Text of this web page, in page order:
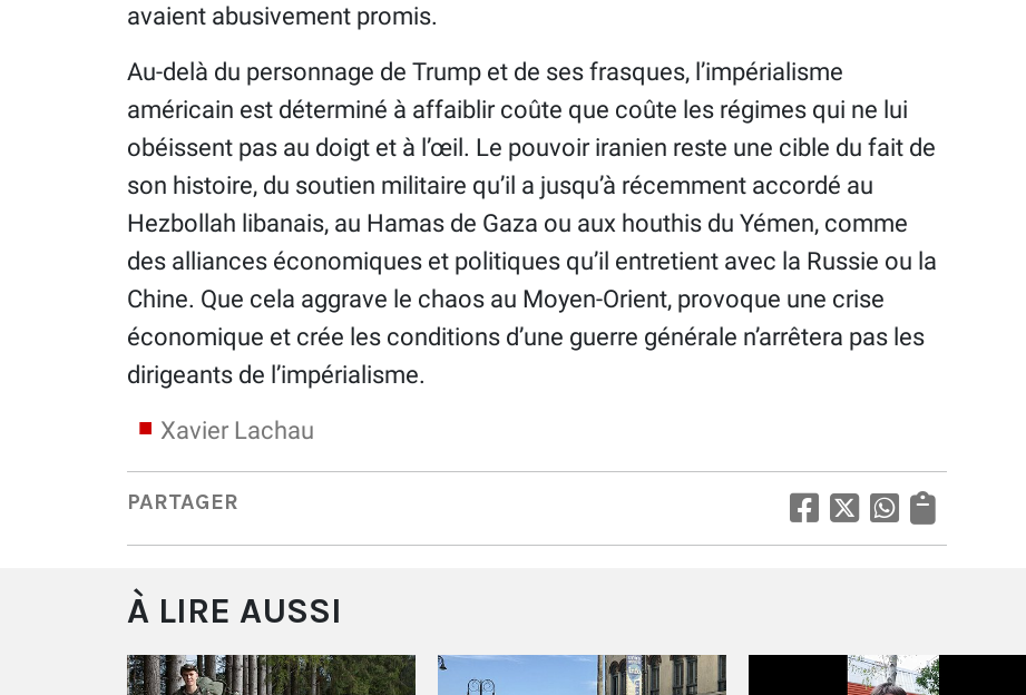
avaient abusivement promis.
Au-delà du personnage de Trump et de ses frasques, l’impérialisme
américain est déterminé à affaiblir coûte que coûte les régimes qui ne lui
obéissent pas au doigt et à l’œil. Le pouvoir iranien reste une cible du fait de
son histoire, du soutien militaire qu’il a jusqu’à récemment accordé au
Hezbollah libanais, au Hamas de Gaza ou aux houthis du Yémen, comme
des alliances économiques et politiques qu’il entretient avec la Russie ou la
Chine. Que cela aggrave le chaos au Moyen-Orient, provoque une crise
économique et crée les conditions d’une guerre générale n’arrêtera pas les
dirigeants de l’impérialisme.
Xavier Lachau
PARTAGER
À LIRE AUSSI